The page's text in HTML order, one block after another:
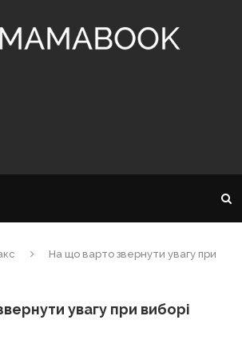
На що варто звернути увагу при
увагу при виборі